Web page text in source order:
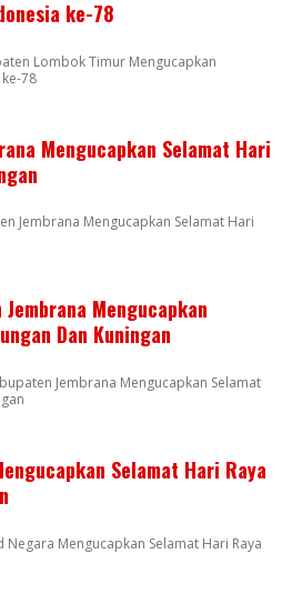
ke-78
Lombok Timur Mengucapkan
78
Mengucapkan Selamat Hari
Jembrana Mengucapkan Selamat Hari
Mengucapkan
Dan Kuningan
Jembrana Mengucapkan Selamat
Selamat Hari Raya
Negara Mengucapkan Selamat Hari Raya